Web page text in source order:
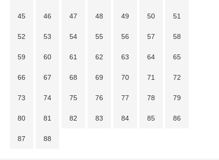
45 46 47 48 49 50 51
52 53 54 55 56 57 58
59 60 61 62 63 64 65
66 67 68 69 70 71 72
73 74 75 76 77 78 79
80 81 82 83 84 85 86
87 88